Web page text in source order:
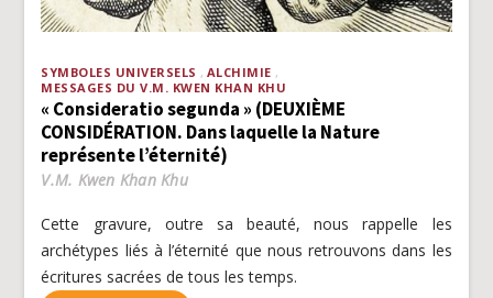
SYMBOLES UNIVERSELS
ALCHIMIE
MESSAGES DU V.M. KWEN KHAN KHU
« Consideratio segunda » (DEUXIÈME
CONSIDÉRATION. Dans laquelle la Nature
représente l’éternité)
V.M. Kwen Khan Khu
Cette gravure, outre sa beauté, nous rappelle les
archétypes liés à l’éternité que nous retrouvons dans les
écritures sacrées de tous les temps.